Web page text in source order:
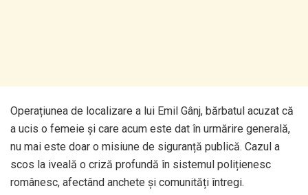
Operațiunea de localizare a lui Emil Gânj, bărbatul acuzat că
a ucis o femeie și care acum este dat în urmărire generală,
nu mai este doar o misiune de siguranță publică. Cazul a
scos la iveală o criză profundă în sistemul polițienesc
românesc, afectând anchete și comunități întregi.